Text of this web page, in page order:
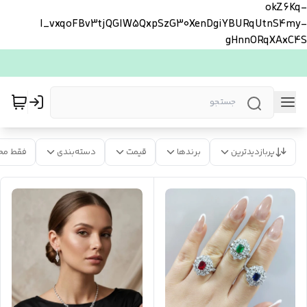
okZ6Kq-
l_vxqoFBv3tjQGlW5QxpSzG30XenDgiYBURqUtnS4my-
gHnnORqXAxC4S
پربازدیدترین برندها قیمت دسته‌بندی فقط